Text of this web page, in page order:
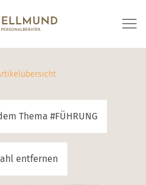
Thema #FÜHRUNG
entfernen